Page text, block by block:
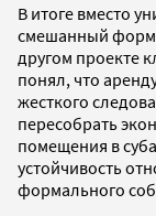
В итоге вместо
смешанный
другом проекте
понял, что
жесткого
пересобрать
помещения в
устойчивость
формального